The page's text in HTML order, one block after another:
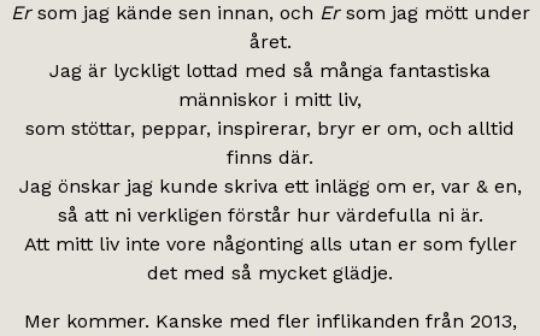
Ersom jag kände sen innan, och Ersom jag mött under
året.
Jag är lyckligt lottad med så många fantastiska
människor i mitt liv,
som stöttar, peppar, inspirerar, bryr er om, och alltid
finns där.
Jag önskar jag kunde skriva ett inlägg om er, var & en,
så att ni verkligen förstår hur värdefulla ni är.
Att mitt liv inte vore någonting alls utan er som fyller
det med så mycket glädje.
Mer kommer. Kanske med fler inflikanden från 2013,